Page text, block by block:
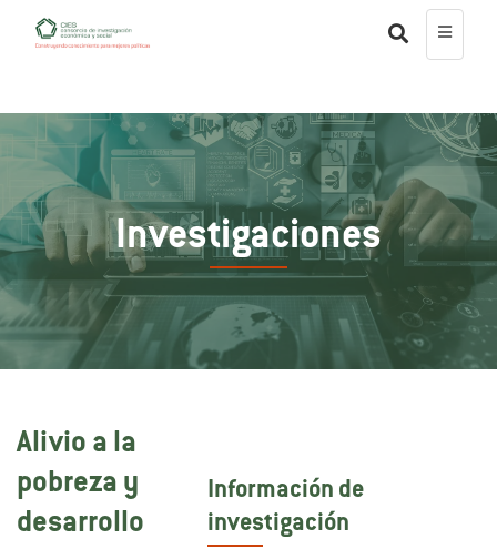
Investigaciones
Alivio a la
pobreza y
desarrollo
Información de
investigación